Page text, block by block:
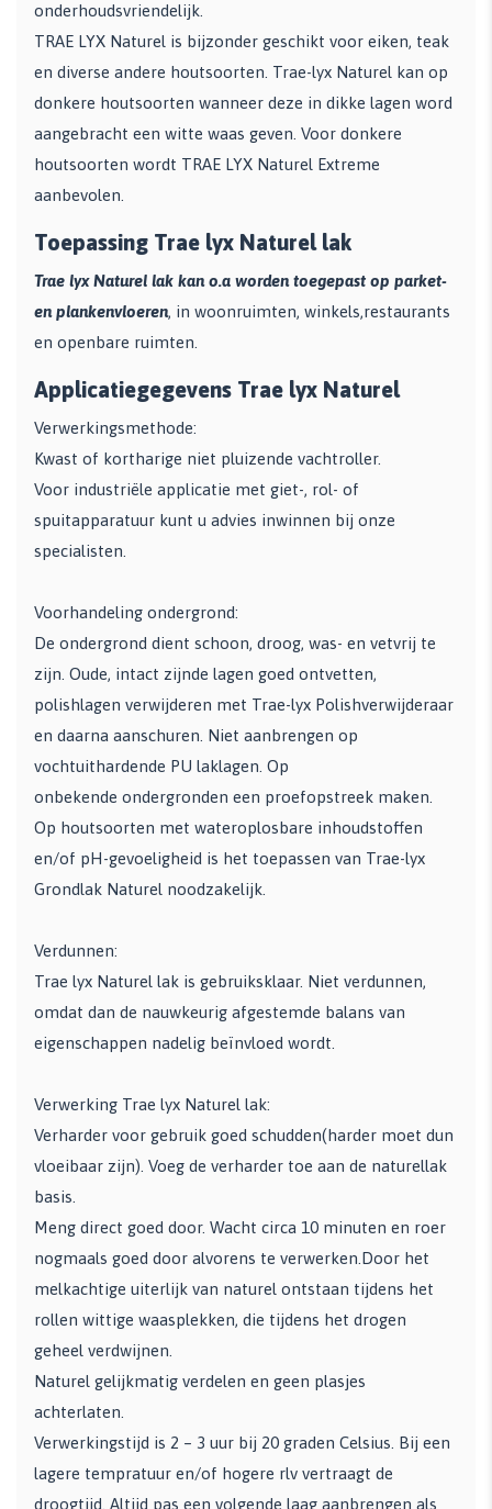
onderhoudsvriendelijk.
TRAE LYX Naturel is bijzonder geschikt voor eiken, teak
en diverse andere houtsoorten. Trae-lyx Naturel kan op
donkere houtsoorten wanneer deze in dikke lagen word
aangebracht een witte waas geven. Voor donkere
houtsoorten wordt TRAE LYX Naturel Extreme
aanbevolen.
Toepassing Trae lyx Naturel lak
Trae lyx Naturel lak kan o.a worden toegepast op parket-
en plankenvloeren, in woonruimten, winkels,restaurants
en openbare ruimten.
Applicatiegegevens Trae lyx Naturel
Verwerkingsmethode:
Kwast of kortharige niet pluizende vachtroller.
Voor industriële applicatie met giet-, rol- of
spuitapparatuur kunt u advies inwinnen bij onze
specialisten.
Voorhandeling ondergrond:
De ondergrond dient schoon, droog, was- en vetvrij te
zijn. Oude, intact zijnde lagen goed ontvetten,
polishlagen verwijderen met Trae-lyx Polishverwijderaar
en daarna aanschuren. Niet aanbrengen op
vochtuithardende PU laklagen. Op
onbekende ondergronden een proefopstreek maken.
Op houtsoorten met wateroplosbare inhoudstoffen
en/of pH-gevoeligheid is het toepassen van Trae-lyx
Grondlak Naturel noodzakelijk.
Verdunnen:
Trae lyx Naturel lak is gebruiksklaar. Niet verdunnen,
omdat dan de nauwkeurig afgestemde balans van
eigenschappen nadelig beïnvloed wordt.
Verwerking Trae lyx Naturel lak:
Verharder voor gebruik goed schudden(harder moet dun
vloeibaar zijn). Voeg de verharder toe aan de naturellak
basis.
Meng direct goed door. Wacht circa 10 minuten en roer
nogmaals goed door alvorens te verwerken.Door het
melkachtige uiterlijk van naturel ontstaan tijdens het
rollen wittige waasplekken, die tijdens het drogen
geheel verdwijnen.
Naturel gelijkmatig verdelen en geen plasjes
achterlaten.
Verwerkingstijd is 2 – 3 uur bij 20 graden Celsius. Bij een
lagere tempratuur en/of hogere rlv vertraagt de
droogtijd. Altijd pas een volgende laag aanbrengen als